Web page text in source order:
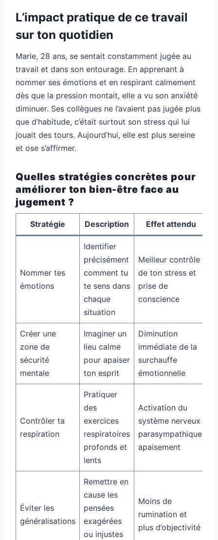
L’impact pratique de ce travail
sur ton quotidien
Marie, 28 ans, se sentait constamment jugée au
travail et dans son entourage. En apprenant à
nommer ses émotions et en respirant calmement
dès que la pression montait, elle a vu son anxiété
diminuer. Ses collègues ne l’avaient pas jugée plus
que d’habitude, c’était surtout son stress qui lui
jouait des tours. Aujourd’hui, elle est plus sereine
et ose s’affirmer.
Quelles stratégies concrètes pour
améliorer ton bien-être face au
jugement ?
Stratégie Description Effet attendu
Nommer tes
émotions
Identifier
précisément
comment tu
te sens dans
chaque
situation
Meilleur contrôle
de ton stress et
prise de
conscience
Créer une
zone de
sécurité
mentale
Imaginer un
lieu calme
pour apaiser
ton esprit
Diminution
immédiate de la
surchauffe
émotionnelle
Contrôler ta
respiration
Pratiquer
des
exercices
respiratoires
profonds et
lents
Activation du
système nerveux
parasympathique,
apaisement
Éviter les
généralisations
Remettre en
cause les
pensées
exagérées
ou injustes
Moins de
rumination et
plus d’objectivité